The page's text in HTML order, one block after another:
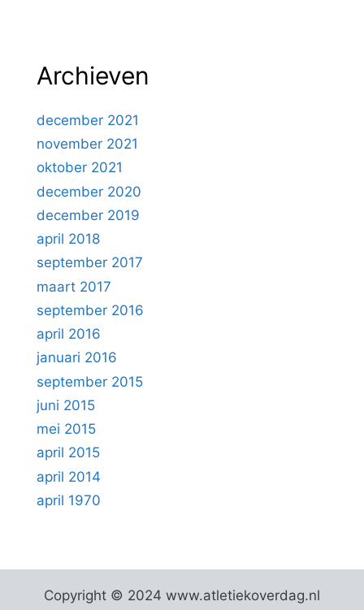
Archieven
december 2021
november 2021
oktober 2021
december 2020
december 2019
april 2018
september 2017
maart 2017
september 2016
april 2016
januari 2016
september 2015
juni 2015
mei 2015
april 2015
april 2014
april 1970
Copyright © 2024 www.atletiekoverdag.nl